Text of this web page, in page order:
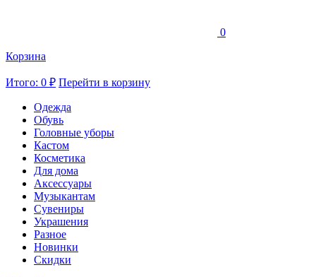
0
Корзина
Итого: 0 ₽ Перейти в корзину
Одежда
Обувь
Головные уборы
Кастом
Косметика
Для дома
Аксессуары
Музыкантам
Сувениры
Украшения
Разное
Новинки
Скидки